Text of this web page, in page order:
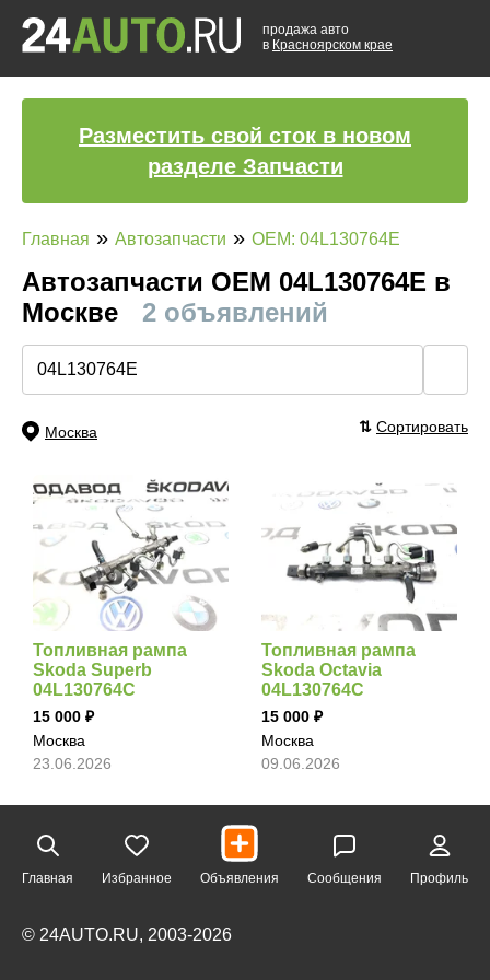
продажа авто
в Красноярском крае
Разместить свой сток в новом
разделе Запчасти
Главная » Автозапчасти » OEM: 04L130764E
Автозапчасти ОЕМ 04L130764E в
Москве
2 объявлений
Москва ⇅ Сортировать
Топливная рампа
Skoda Superb
04L130764C
15 000
Москва
23.06.2026
Топливная рампа
Skoda Octavia
04L130764C
15 000
Москва
09.06.2026
Главная Избранное Объявления Сообщения Профиль
© 24AUTO.RU, 2003-2026